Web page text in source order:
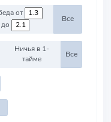
Победа от
до
Все
Ничья в 1-
тайме
Все